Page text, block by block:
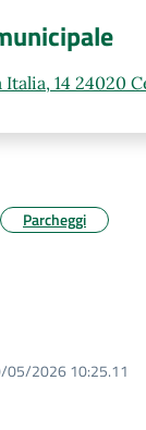
Italia, 14 24020
Parcheggi
05/2026 10:25.11